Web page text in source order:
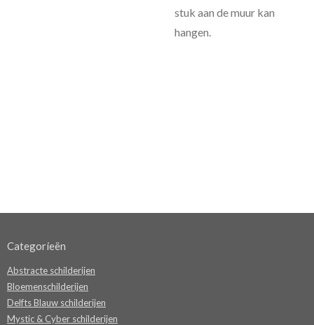
stuk aan de muur kan
hangen.
Categorieën
Abstracte schilderijen
Bloemenschilderijen
Delfts Blauw schilderijen
Mystic & Cyber schilderijen